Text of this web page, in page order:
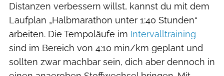
Distanzen verbessern willst, kannst du mit dem
Laufplan „Halbmarathon unter 1:40 Stunden“
arbeiten. Die Tempoläufe im Intervalltraining
sind im Bereich von 4:10 min/km geplant und
sollten zwar machbar sein, dich aber dennoch in